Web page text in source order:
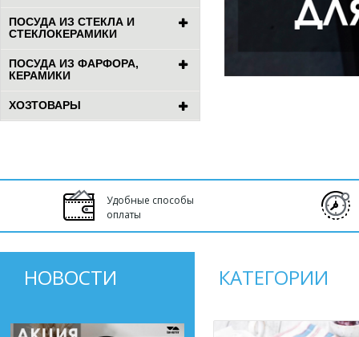
ПОСУДА ИЗ СТЕКЛА И
СТЕКЛОКЕРАМИКИ
ПОСУДА ИЗ ФАРФОРА,
КЕРАМИКИ
ХОЗТОВАРЫ
Удобные способы
оплаты
НОВОСТИ КАТЕГОРИИ